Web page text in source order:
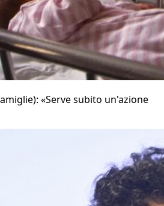
«Serve subito un'azione